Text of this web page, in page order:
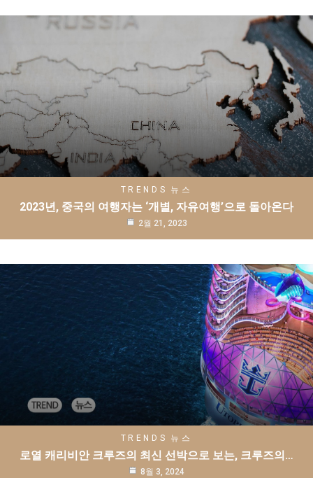
TRENDS 뉴스
2023년, 중국의 여행자는 ‘개별, 자유여행’으로 돌아온다
2월 21, 2023
TRENDS 뉴스
로열 캐리비안 크루즈의 최신 선박으로 보는, 크루즈의…
8월 3, 2024